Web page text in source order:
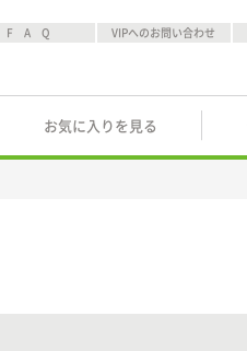
F A Q VIPへのお問い合わせ
お気に入りを見る